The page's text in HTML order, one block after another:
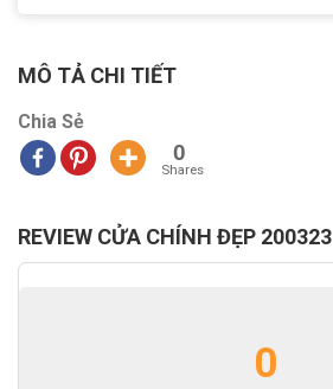
MÔ TẢ CHI TIẾT
Chia Sẻ
0
Shares
REVIEW CỬA CHÍNH ĐẸP 200323
0